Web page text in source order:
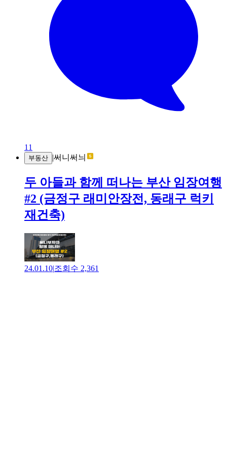
11
부동산 |써니써늬
두 아들과 함께 떠나는 부산 임장여행
#2 (금정구 래미안장전, 동래구 럭키
재건축)
24.01.10|조회수 2,361